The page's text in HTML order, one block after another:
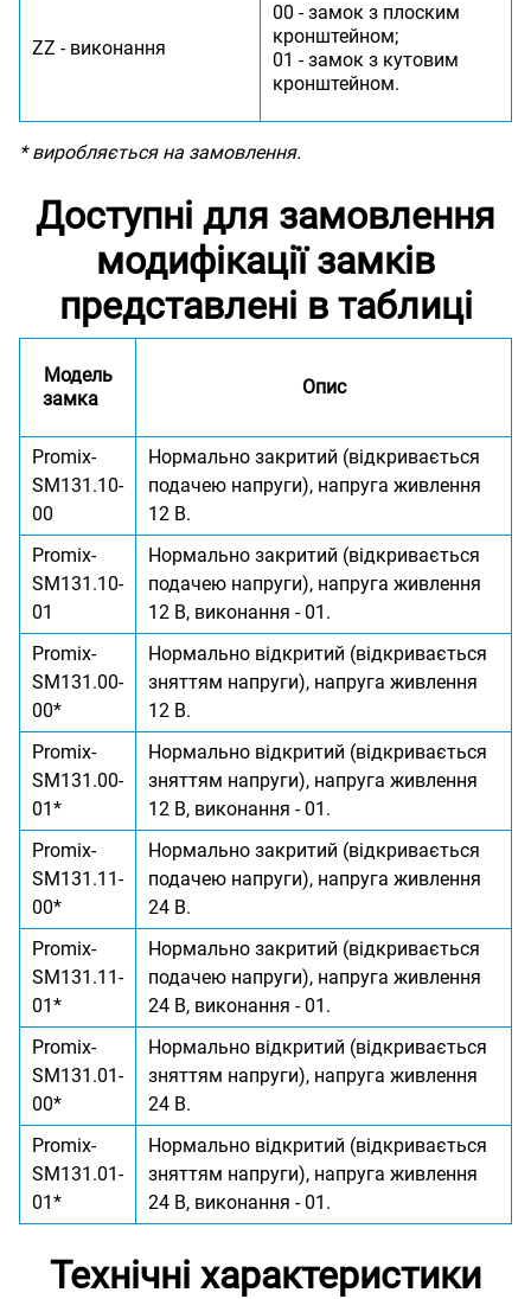
ZZ - виконання
00 - замок з плоским
кронштейном;
01 - замок з кутовим
кронштейном.
* виробляється на замовлення.
Доступні для замовлення
модифікації замків
представлені в таблиці
Модель
замка
Опис
Promix-
SM131.10-
00
Нормально закритий (відкривається
подачею напруги), напруга живлення
12 В.
Promix-
SM131.10-
01
Нормально закритий (відкривається
подачею напруги), напруга живлення
12 В, виконання - 01.
Promix-
SM131.00-
00*
Нормально відкритий (відкривається
зняттям напруги), напруга живлення
12 В.
Promix-
SM131.00-
01*
Нормально відкритий (відкривається
зняттям напруги), напруга живлення
12 В, виконання - 01.
Promix-
SM131.11-
00*
Нормально закритий (відкривається
подачею напруги), напруга живлення
24 В.
Promix-
SM131.11-
01*
Нормально закритий (відкривається
подачею напруги), напруга живлення
24 В, виконання - 01.
Promix-
SM131.01-
00*
Нормально відкритий (відкривається
зняттям напруги), напруга живлення
24 В.
Promix-
SM131.01-
01*
Нормально відкритий (відкривається
зняттям напруги), напруга живлення
24 В, виконання - 01.
Технічні характеристики